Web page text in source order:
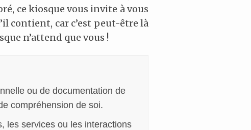
ce kiosque vous invite à vous
contient, car c’est peut-être là
n’attend que vous !
ou de documentation de
compréhension de soi.
les services ou les interactions